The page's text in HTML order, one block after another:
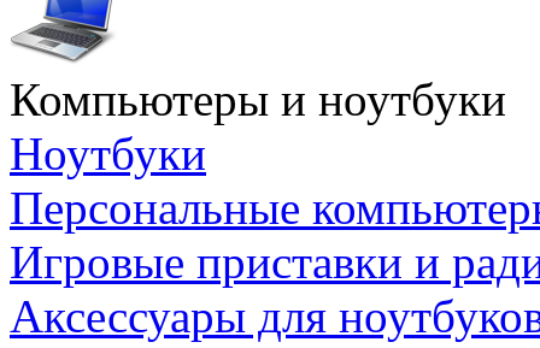
Компьютеры и ноутбуки
Ноутбуки
Персональные
Игровые приставки и
Аксессуары для